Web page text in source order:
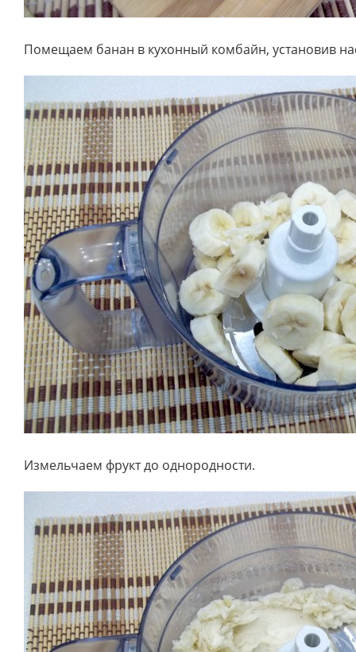
Помещаем банан в кухонный комбайн, установив
Измельчаем фрукт до однородности.